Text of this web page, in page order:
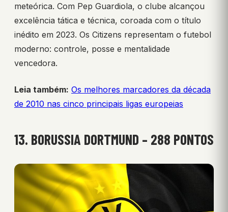
meteórica. Com Pep Guardiola, o clube alcançou
excelência tática e técnica, coroada com o título
inédito em 2023. Os Citizens representam o futebol
moderno: controle, posse e mentalidade
vencedora.
Leia também: Os melhores marcadores da década
de 2010 nas cinco principais ligas europeias
13. BORUSSIA DORTMUND – 288 PONTOS